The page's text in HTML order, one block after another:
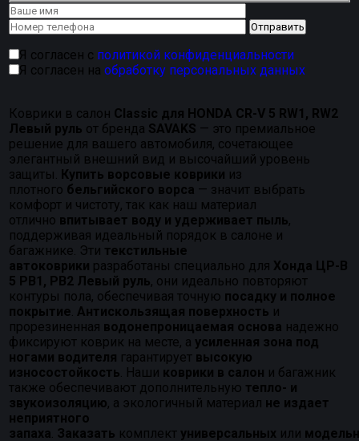
Я согласен с политикой конфиденциальности
Я согласен наобработку персональных данных
Коврики в салон Classic для HONDA CR-V 5 RW1, RW2
Левый руль от бренда SAVAKS — это премиальное
решение для вашего автомобиля, сочетающее
элегантный внешний вид и высочайший уровень
защиты. Купить ворсовые коврики из
плотного бельгийского ворса — значит выбрать
комфорт и чистоту, так как наш материал
отлично впитывает воду и удерживает пыль,
поддерживая идеальный порядок в салоне и
багажнике. Эти текстильные
автоковрики разработаны специально для Хонда ЦР-В
5 РВ1, РВ2 Левый руль, они идеально повторяют
контуры пола, обеспечивая точную посадку и полное
покрытие.Антискользящая поверхность и
прорезиненная водонепроницаемая основа надежно
фиксируют коврик на месте, а усиленная зона под
ногами водителя гарантирует высокую
износостойкость. Наши коврики в салон и багажник
также обеспечивают дополнительную тепло- и
звукоизоляцию, а экологичный материал не издает
неприятного
запаха. Заказать комплект универсальных или